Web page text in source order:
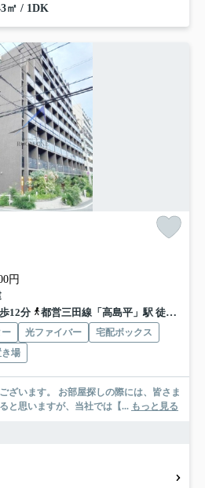
㎡ / 1DK
円
12分
都営三田線「高島平」駅 徒歩12分
ー 光ファイバー
宅配ボックス
場
しの際には、皆さま
と思いますが、当社では【... もっと見る